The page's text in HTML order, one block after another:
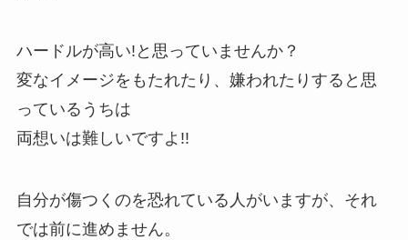
ハードルが高い!と思っていませんか？
変なイメージをもたれたり、嫌われたりすると思
っているうちは
両想いは難しいですよ!!
自分が傷つくのを恐れている人がいますが、それ
では前に進めません。